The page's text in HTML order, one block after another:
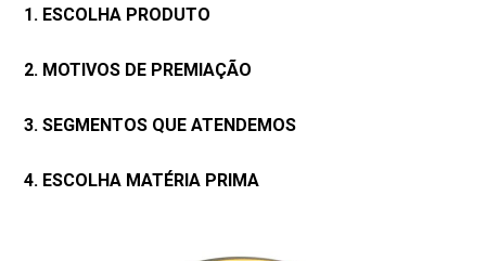
1. ESCOLHA PRODUTO
2. MOTIVOS DE PREMIAÇÃO
3. SEGMENTOS QUE ATENDEMOS
4. ESCOLHA MATÉRIA PRIMA